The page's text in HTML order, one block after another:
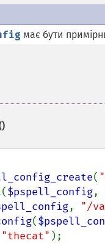
має бути
(
($pspell_config,
, "/
(
"thecat"